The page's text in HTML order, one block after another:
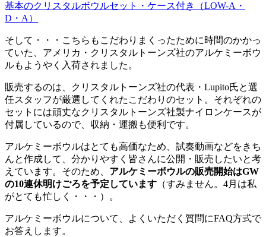
基本のクリスタルボウルセット・ケース付き（LOW-A・
D・A）
そして・・・こちらもこだわりまくったために時間のかかっ
ていた、アメリカ・クリスタルトーンズ社のアルケミーボウ
ルもようやく入荷されました。
販売するのは、クリスタルトーンズ社の代表・Lupito氏と選
任スタッフが厳選してくれたこだわりのセット。それぞれの
セットには頑丈なクリスタルトーンズ社製ナイロンケースが
付属しているので、収納・運搬も便利です。
アルケミーボウルはとても高価なため、試奏動画などをきち
んと作成して、分かりやすく皆さんに公開・販売したいと考
えています。そのため、 アルケミーボウルの販売開始はGW
の10連休明けごろを予定しています （すみません。4月は私
がとても忙しく・・・）。
アルケミーボウルについて、よくいただく質問にFAQ方式で
お答えします。